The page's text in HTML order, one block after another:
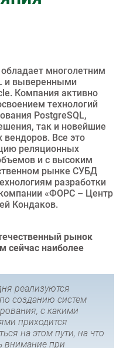
многолетним
и выверенными
Компания активно
технологий
PostgreSQL,
так и новейшие
Все это
реляционных
и с высоким
рынке СУБД
разработки
«ФОРС – Центр
Кондаков.
рынок
сейчас наиболее
реализуются
созданию систем
с какими
приходится
на этом пути, на что
внимание при